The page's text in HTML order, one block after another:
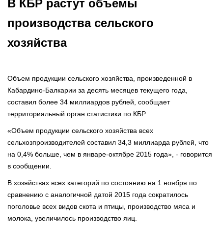
В КБР растут объемы
производства сельского
хозяйства
Объем продукции сельского хозяйства, произведенной в
Кабардино-Балкарии за десять месяцев текущего года,
составил более 34 миллиардов рублей, сообщает
территориальный орган статистики по КБР.
«Объем продукции сельского хозяйства всех
сельхозпроизводителей составил 34,3 миллиарда рублей, что
на 0,4% больше, чем в январе-октябре 2015 года», - говорится
в сообщении.
В хозяйствах всех категорий по состоянию на 1 ноября по
сравнению с аналогичной датой 2015 года сократилось
поголовье всех видов скота и птицы, производство мяса и
молока, увеличилось производство яиц.